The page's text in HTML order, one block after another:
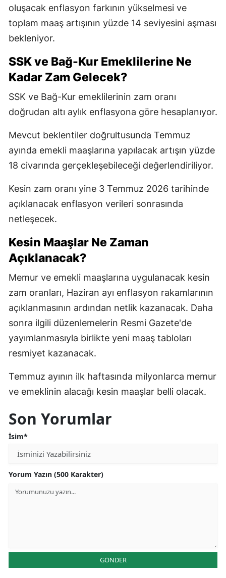
oluşacak enflasyon farkının yükselmesi ve
toplam maaş artışının yüzde 14 seviyesini aşması
bekleniyor.
SSK ve Bağ-Kur Emeklilerine Ne
Kadar Zam Gelecek?
SSK ve Bağ-Kur emeklilerinin zam oranı
doğrudan altı aylık enflasyona göre hesaplanıyor.
Mevcut beklentiler doğrultusunda Temmuz
ayında emekli maaşlarına yapılacak artışın yüzde
18 civarında gerçekleşebileceği değerlendiriliyor.
Kesin zam oranı yine 3 Temmuz 2026 tarihinde
açıklanacak enflasyon verileri sonrasında
netleşecek.
Kesin Maaşlar Ne Zaman
Açıklanacak?
Memur ve emekli maaşlarına uygulanacak kesin
zam oranları, Haziran ayı enflasyon rakamlarının
açıklanmasının ardından netlik kazanacak. Daha
sonra ilgili düzenlemelerin Resmi Gazete'de
yayımlanmasıyla birlikte yeni maaş tabloları
resmiyet kazanacak.
Temmuz ayının ilk haftasında milyonlarca memur
ve emeklinin alacağı kesin maaşlar belli olacak.
Son Yorumlar
İsim*
Yorum Yazın (500 Karakter)
GÖNDER